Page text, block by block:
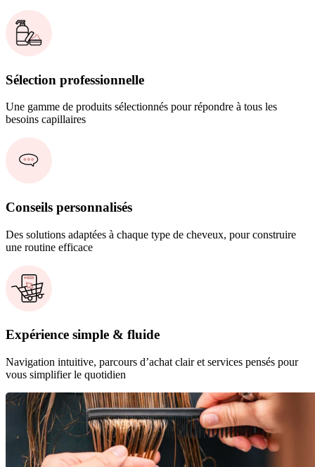
Sélection professionnelle
Une gamme de produits sélectionnés pour répondre à tous les
besoins capillaires
Conseils personnalisés
Des solutions adaptées à chaque type de cheveux, pour construire
une routine efficace
Expérience simple & fluide
Navigation intuitive, parcours d’achat clair et services pensés pour
vous simplifier le quotidien